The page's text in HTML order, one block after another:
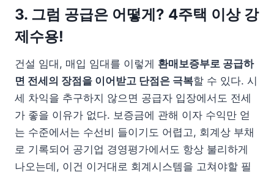
3. 그럼 공급은 어떻게? 4주택 이상 강
제수용!
건설 임대, 매입 임대를 이렇게 환매보증부로 공급하
면 전세의 장점을 이어받고 단점은 극복할 수 있다. 시
세 차익을 추구하지 않으면 공급자 입장에서도 전세
가 좋을 이유가 없다. 보증금에 관해 이자 수익만 얻
는 수준에서는 수선비 들이기도 어렵고, 회계상 부채
로 기록되어 공기업 경영평가에서도 항상 불리하게
나오는데, 이건 이거대로 회계시스템을 고쳐야할 필